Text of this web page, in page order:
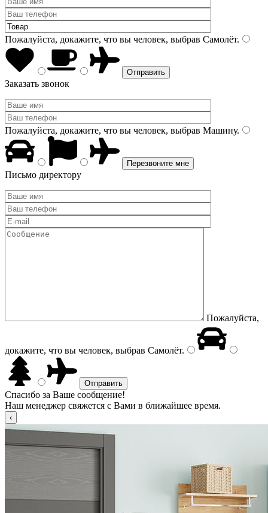
Пожалуйста, докажите, что вы человек, выбрав Самолёт.
Заказать звонок
Пожалуйста, докажите, что вы человек, выбрав Машину.
Письмо директору
Пожалуйста,
докажите, что вы человек, выбрав Самолёт.
Спасибо за Ваше сообщение!
Наш менеджер свяжется с Вами в ближайшее время.